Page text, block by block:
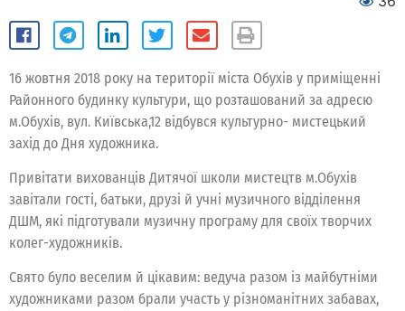
16 жовтня 2018 року на території міста Обухів у приміщенні
Районного будинку культури, що розташований за адресю
м.Обухів, вул. Київська,12 відбувся культурно- мистецький
захід до Дня художника.
Привітати вихованців Дитячої школи мистецтв м.Обухів
завітали гості, батьки, друзі й учні музичного відділення
ДШМ, які підготували музичну програму для своїх творчих
колег-художників.
Свято було веселим й цікавим: ведуча разом із майбутніми
художниками разом брали участь у різноманітних забавах,